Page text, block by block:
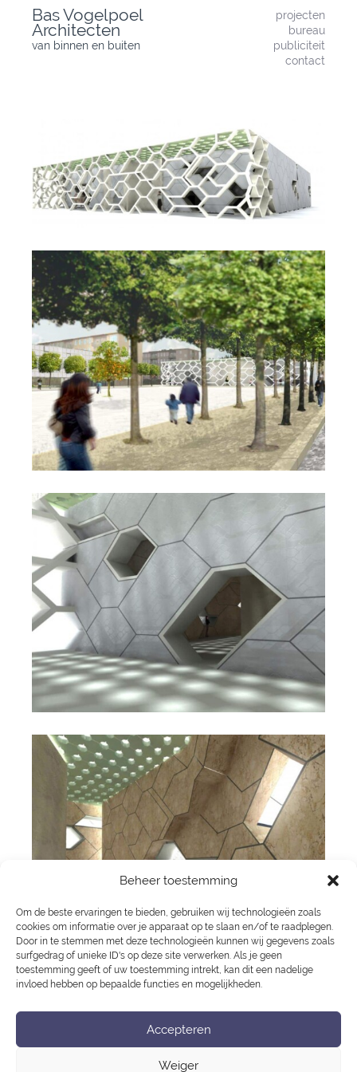
Beheer toestemming
Om de beste ervaringen te bieden, gebruiken wij technologieën zoals
cookies om informatie over je apparaat op te slaan en/of te raadplegen.
Door in te stemmen met deze technologieën kunnen wij gegevens zoals
surfgedrag of unieke ID's op deze site verwerken. Als je geen
toestemming geeft of uw toestemming intrekt, kan dit een nadelige
invloed hebben op bepaalde functies en mogelijkheden.
Accepteren
Weiger
content
Bas Vogelpoel
Architecten
van binnen en buiten
projecten
bureau
publiciteit
contact
Kolenkit | Moskee | Amsterdam
Amsterdam International